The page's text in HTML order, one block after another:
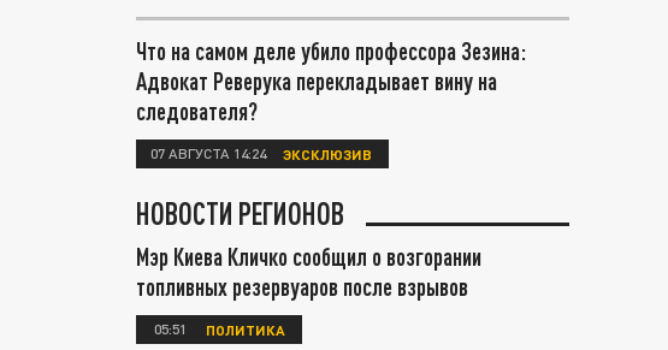
Что на самом деле убило профессора Зезина:
Адвокат Реверука перекладывает вину на
следователя?
07 АВГУСТА 14:24 ЭКСКЛЮЗИВ
НОВОСТИ РЕГИОНОВ
Мэр Киева Кличко сообщил о возгорании
топливных резервуаров после взрывов
05:51 ПОЛИТИКА